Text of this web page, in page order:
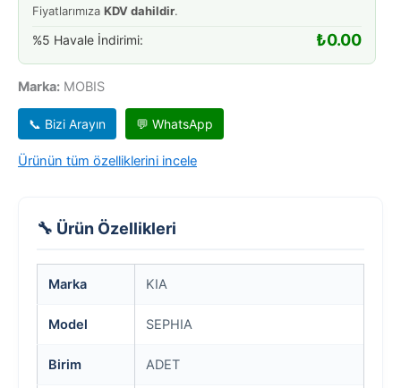
Fiyatlarımıza KDV dahildir.
%5 Havale İndirimi: ₺0.00
Marka: MOBIS
📞 Bizi Arayın 💬 WhatsApp
Ürünün tüm özelliklerini incele
🔧 Ürün Özellikleri
Marka KIA
Model SEPHIA
Birim ADET